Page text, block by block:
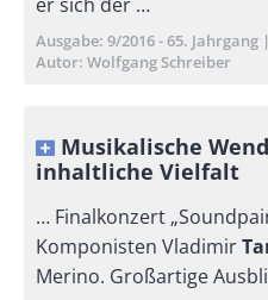
Ausgabe 9/2016 - 65. Jahrgang
Autor Wolfgang Schreiber
Musikalische
inhaltliche Vielfalt
… Finalkonzert
Komponisten Vladimir
Merino. Großartige